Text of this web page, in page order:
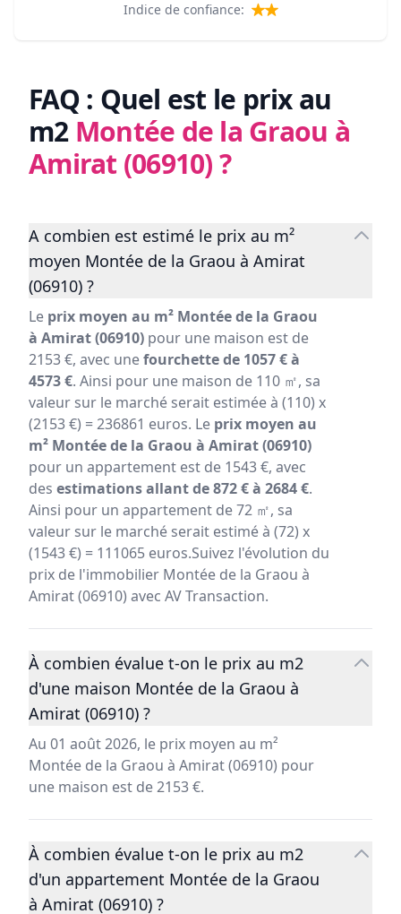
Indice de confiance:
FAQ : Quel est le prix au
m2 Montée de la Graou à
Amirat (06910)?
A combien est estimé le prix au m²
moyen Montée de la Graou à Amirat
(06910) ?
Le prix moyen au m² Montée de la Graou
à Amirat (06910) pour une maison est de
2153 €, avec unefourchette de 1057 € à
4573 €. Ainsi pour une maison de 110 ㎡, sa
valeur sur le marché serait estimée à (110) x
(2153 €) = 236861 euros. Le prix moyen au
m² Montée de la Graou à Amirat (06910)
pour un appartement est de 1543 €, avec
des estimations allant de 872 € à 2684 €.
Ainsi pour un appartement de 72 ㎡, sa
valeur sur le marché serait estimé à (72) x
(1543 €) = 111065 euros.Suivez l'évolution du
prix de l'immobilier Montée de la Graou à
Amirat (06910) avec AV Transaction.
À combien évalue t-on le prix au m2
d'une maison Montée de la Graou à
Amirat (06910) ?
Au 01 août 2026, le prix moyen au m²
Montée de la Graou à Amirat (06910) pour
une maison est de 2153 €.
À combien évalue t-on le prix au m2
d'un appartement Montée de la Graou
à Amirat (06910) ?